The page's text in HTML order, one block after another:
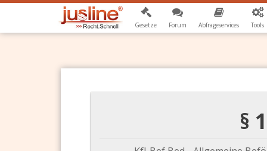
Gesetze Forum Abfrageservices Tools
§